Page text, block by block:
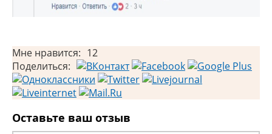
Мне нравится: 12
Поделиться:
Оставьте ваш отзыв